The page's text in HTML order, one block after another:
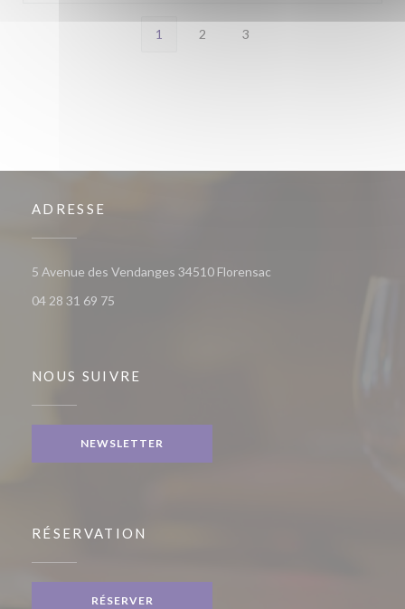
1 2 3
ADRESSE
5 Avenue des Vendanges 34510 Florensac
04 28 31 69 75
NOUS SUIVRE
NEWSLETTER
RÉSERVATION
RÉSERVER